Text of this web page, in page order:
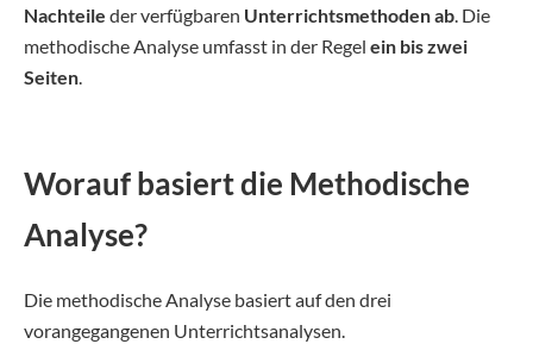
Nachteile der verfügbaren Unterrichtsmethodenab. Die
methodische Analyse umfasst in der Regel ein bis zwei
Seiten.
Worauf basiert die Methodische
Analyse?
Die methodische Analyse basiert auf den drei
vorangegangenen Unterrichtsanalysen.